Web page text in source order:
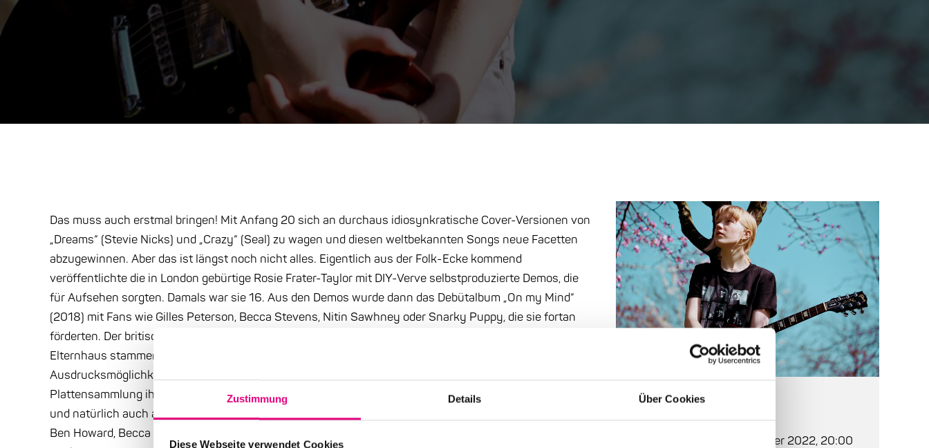
Zustimmung Details Über Cookies
Diese Webseite verwendet Cookies
Das muss auch erstmal bringen! Mit Anfang 20 sich an durchaus idiosynkratische Cover-Versionen von
„Dreams“ (Stevie Nicks) und „Crazy“ (Seal) zu wagen und diesen weltbekannten Songs neue Facetten
abzugewinnen. Aber das ist längst noch nicht alles. Eigentlich aus der Folk-Ecke kommend
veröffentlichte die in London gebürtige Rosie Frater-Taylor mit DIY-Verve selbstproduzierte Demos, die
für Aufsehen sorgten. Damals war sie 16. Aus den Demos wurde dann das Debütalbum „On my Mind“
(2018) mit Fans wie Gilles Peterson, Becca Stevens, Nitin Sawhney oder Snarky Puppy, die sie fortan
förderten. Der britischen Fachpresse galt sie als „one to watch“ (Jazzwise). Aus einem musikalischen
Elternhaus stammend – beide Eltern Profi-Musiker – erweiterte Rosie Frater-Taylor die Palette ihrer
Ausdrucksmöglichkeiten als Singer/Songwriter, indem sie sich kontinuierlich durch die eklektische
Plattensammlung ihrer Eltern hörte, ein Studium an der Royal Academy of Music erfolgreich abschloss
und natürlich auch an der Talentschmiede Tomorrow’s Warriors aktiv ist. So zählen zu ihren Favoriten
Ben Howard, Becca Stevens, Lianne La Havas und Lewis Taylor eben auch die Jazz-Gitarristen Pat
Auf einen Blick
Freitag, 4. November 2022, 20:00